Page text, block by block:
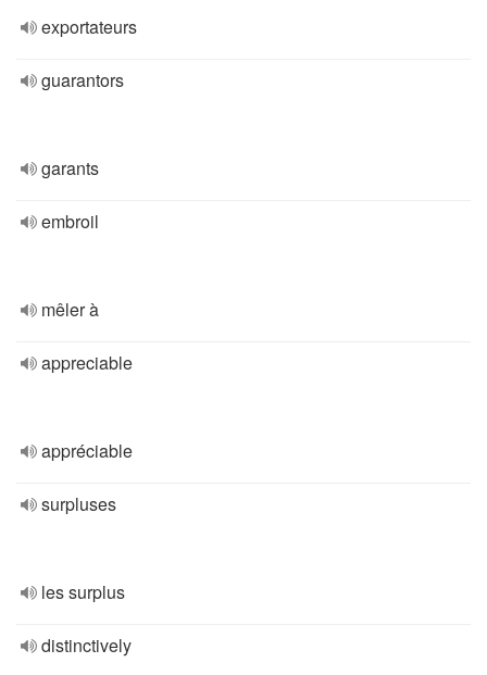
exportateurs
guarantors
garants
embroil
mêler à
appreciable
appréciable
surpluses
les surplus
distinctively